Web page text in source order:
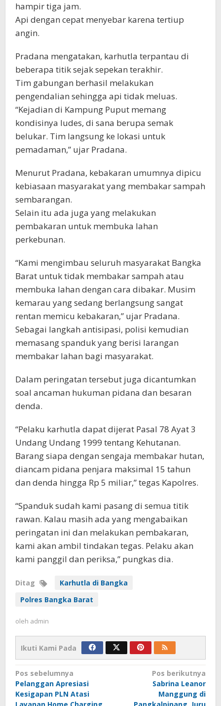
hampir tiga jam.
Api dengan cepat menyebar karena tertiup
angin.
Pradana mengatakan, karhutla terpantau di
beberapa titik sejak sepekan terakhir.
Tim gabungan berhasil melakukan
pengendalian sehingga api tidak meluas.
“Kejadian di Kampung Puput memang
kondisinya ludes, di sana berupa semak
belukar. Tim langsung ke lokasi untuk
pemadaman,” ujar Pradana.
Menurut Pradana, kebakaran umumnya dipicu
kebiasaan masyarakat yang membakar sampah
sembarangan.
Selain itu ada juga yang melakukan
pembakaran untuk membuka lahan
perkebunan.
“Kami mengimbau seluruh masyarakat Bangka
Barat untuk tidak membakar sampah atau
membuka lahan dengan cara dibakar. Musim
kemarau yang sedang berlangsung sangat
rentan memicu kebakaran,” ujar Pradana.
Sebagai langkah antisipasi, polisi kemudian
memasang spanduk yang berisi larangan
membakar lahan bagi masyarakat.
Dalam peringatan tersebut juga dicantumkan
soal ancaman hukuman pidana dan besaran
denda.
“Pelaku karhutla dapat dijerat Pasal 78 Ayat 3
Undang Undang 1999 tentang Kehutanan.
Barang siapa dengan sengaja membakar hutan,
diancam pidana penjara maksimal 15 tahun
dan denda hingga Rp 5 miliar,” tegas Kapolres.
“Spanduk sudah kami pasang di semua titik
rawan. Kalau masih ada yang mengabaikan
peringatan ini dan melakukan pembakaran,
kami akan ambil tindakan tegas. Pelaku akan
kami panggil dan periksa,” pungkas dia.
Ditag
Karhutla di Bangka
Polres Bangka Barat
oleh admin
Ikuti Kami Pada
Navigasi
pos
Pos sebelumnya
Pelanggan Apresiasi
Kesigapan PLN Atasi
Pos berikutnya
Sabrina Leanor
Manggung di